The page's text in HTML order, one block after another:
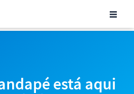
Ajuda para
está aqui